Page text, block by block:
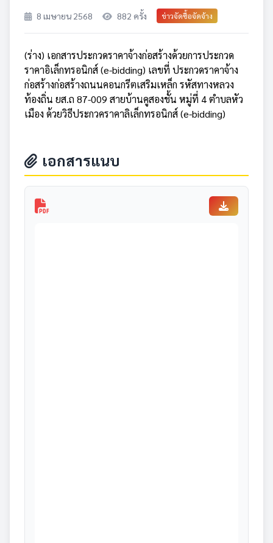
8 เมษายน 2568 882 ครั้ง ข่าวจัดซื้อจัดจ้าง
(ร่าง) เอกสารประกวดราคาจ้างก่อสร้างด้วยการประกวด
ราคาอิเล็กทรอนิกส์ (e-bidding) เลขที่ ประกวดราคาจ้าง
ก่อสร้างก่อสร้างถนนคอนกรีตเสริมเหล็ก รหัสทางหลวง
ท้องถิ่น ยส.ถ 87-009 สายบ้านคูสองชั้น หมู่ที่ 4 ตำบลหัว
เมือง ด้วยวิธีประกวคราคาลิเล็กทรอนิกส์ (e-bidding)
เอกสารแนบ